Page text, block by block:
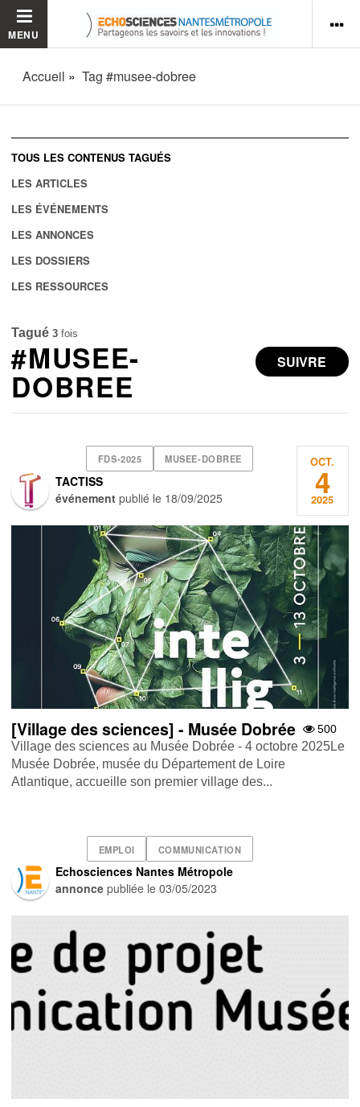
MENU
Accueil Tag #musee-dobree
TOUS LES CONTENUS TAGUÉS
LES ARTICLES
LES ÉVÉNEMENTS
LES ANNONCES
LES DOSSIERS
LES RESSOURCES
Tagué 3 fois
SUIVRE
#MUSEE-
DOBREE
FDS-2025 MUSEE-DOBREE
TACTISS
événement publié le 18/09/2025
OCT.
4
2025
500
[Village des sciences] - Musée Dobrée
Village des sciences au Musée Dobrée - 4 octobre 2025Le
Musée Dobrée, musée du Département de Loire
Atlantique, accueille son premier village des...
EMPLOI COMMUNICATION
Echosciences Nantes Métropole
annonce publiée le03/05/2023